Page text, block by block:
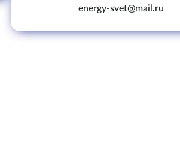
energy-svet@mail.ru